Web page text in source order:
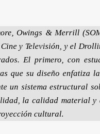
Owings & Merrill
y Televisión, y el
El primero, con
que su diseño enfatiza
un sistema estructural
la calidad material
cultural.